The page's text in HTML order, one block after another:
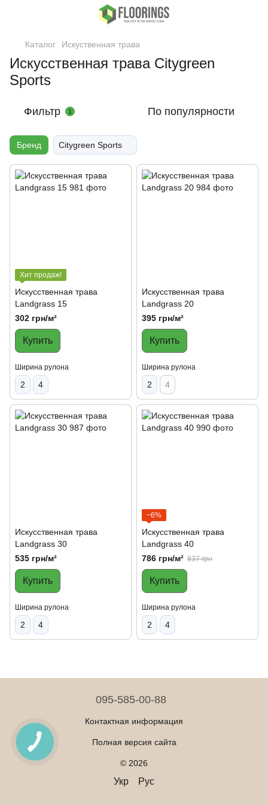
Каталог Искуственная трава
Искусственная трава Citygreen
Sports
Фильтр 1 По популярности
Бренд Citygreen Sports
Хит продаж!
Искусственная трава
Landgrass 15
302 грн/м²
Купить
Ширина рулона
2 4
Искусственная трава
Landgrass 20
395 грн/м²
Купить
Ширина рулона
2 4
Искусственная трава
Landgrass 30
535 грн/м²
Купить
Ширина рулона
2 4
−6%
Искусственная трава
Landgrass 40
786 грн/м² 837 грн
Купить
Ширина рулона
2 4
095-585-00-88
Контактная информация
Полная версия сайта
© 2026
Укр Рус